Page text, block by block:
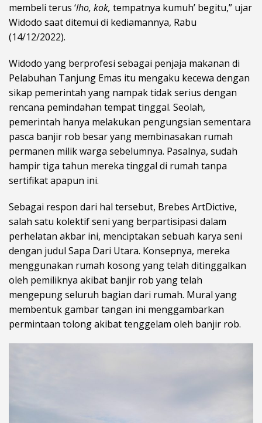
membeli terus ‘lho, kok, tempatnya kumuh’ begitu,” ujar
Widodo saat ditemui di kediamannya, Rabu
(14/12/2022).
Widodo yang berprofesi sebagai penjaja makanan di
Pelabuhan Tanjung Emas itu mengaku kecewa dengan
sikap pemerintah yang nampak tidak serius dengan
rencana pemindahan tempat tinggal. Seolah,
pemerintah hanya melakukan pengungsian sementara
pasca banjir rob besar yang membinasakan rumah
permanen milik warga sebelumnya. Pasalnya, sudah
hampir tiga tahun mereka tinggal di rumah tanpa
sertifikat apapun ini.
Sebagai respon dari hal tersebut, Brebes ArtDictive,
salah satu kolektif seni yang berpartisipasi dalam
perhelatan akbar ini, menciptakan sebuah karya seni
dengan judul Sapa Dari Utara. Konsepnya, mereka
menggunakan rumah kosong yang telah ditinggalkan
oleh pemiliknya akibat banjir rob yang telah
mengepung seluruh bagian dari rumah. Mural yang
membentuk gambar tangan ini menggambarkan
permintaan tolong akibat tenggelam oleh banjir rob.